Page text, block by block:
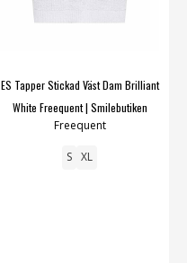
ES Tapper Stickad Väst Dam Brilliant
White Freequent | Smilebutiken
Freequent
S XL